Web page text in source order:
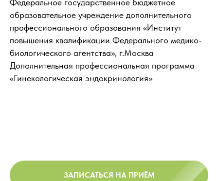
Федеральное государственное бюджетное
образовательное учреждение дополнительного
профессионального образования «Институт
повышения квалификации Федерального медико-
биологического агентства», г.Москва
Дополнительная профессиональная программа
«Гинекологическая эндокринология»
ЗАПИСАТЬСЯ НА ПРИЁМ